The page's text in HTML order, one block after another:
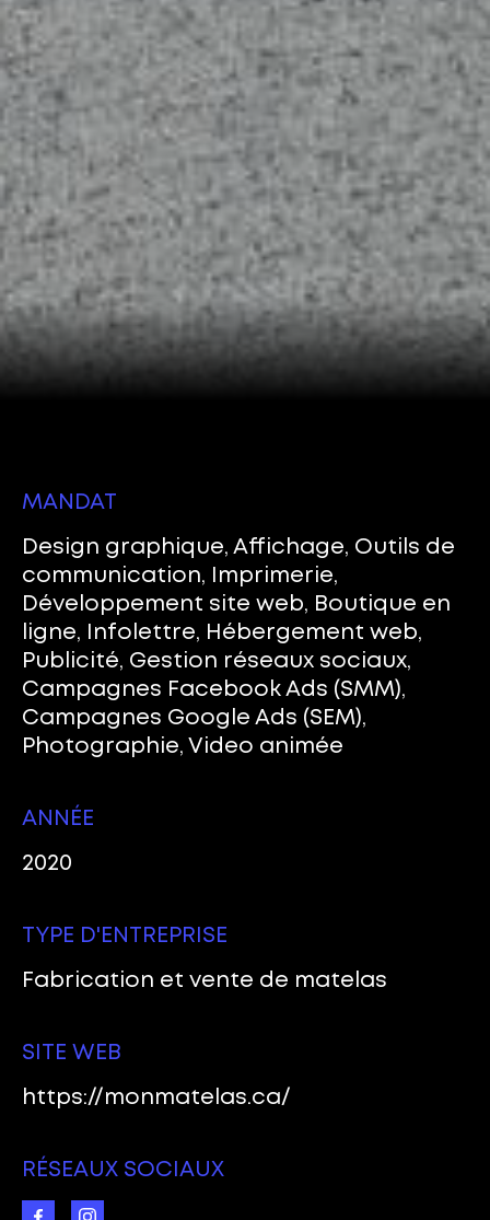
MANDAT
Design graphique, Affichage, Outils de
communication, Imprimerie,
Développement site web, Boutique en
ligne, Infolettre, Hébergement web,
Publicité, Gestion réseaux sociaux,
Campagnes Facebook Ads (SMM),
Campagnes Google Ads (SEM),
Photographie, Video animée
ANNÉE
2020
TYPE D'ENTREPRISE
Fabrication et vente de matelas
SITE WEB
https://monmatelas.ca/
RÉSEAUX SOCIAUX